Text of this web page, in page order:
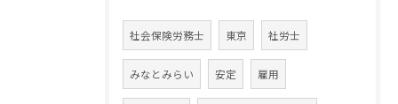
社会保険労務士 東京 社労士
みなとみらい 安定 雇用